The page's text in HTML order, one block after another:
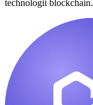
technologii blockchain.